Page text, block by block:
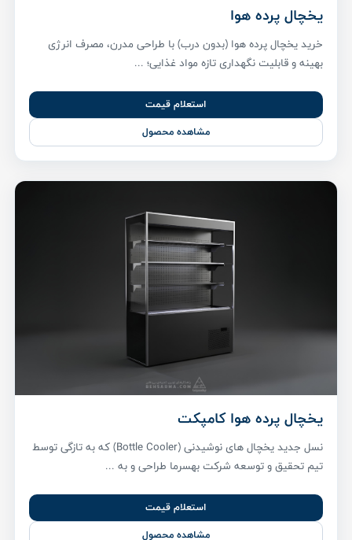
یخچال پرده هوا
خرید یخچال پرده هوا (بدون درب) با طراحی مدرن، مصرف انرژی
بهینه و قابلیت نگهداری تازه مواد غذایی؛ ...
استعلام قیمت
مشاهده محصول
یخچال پرده هوا کامپکت
نسل جدید یخچال های نوشیدنی (Bottle Cooler) که به تازگی توسط
تیم تحقیق و توسعه شرکت بهسرما طراحی و به ...
استعلام قیمت
مشاهده محصول